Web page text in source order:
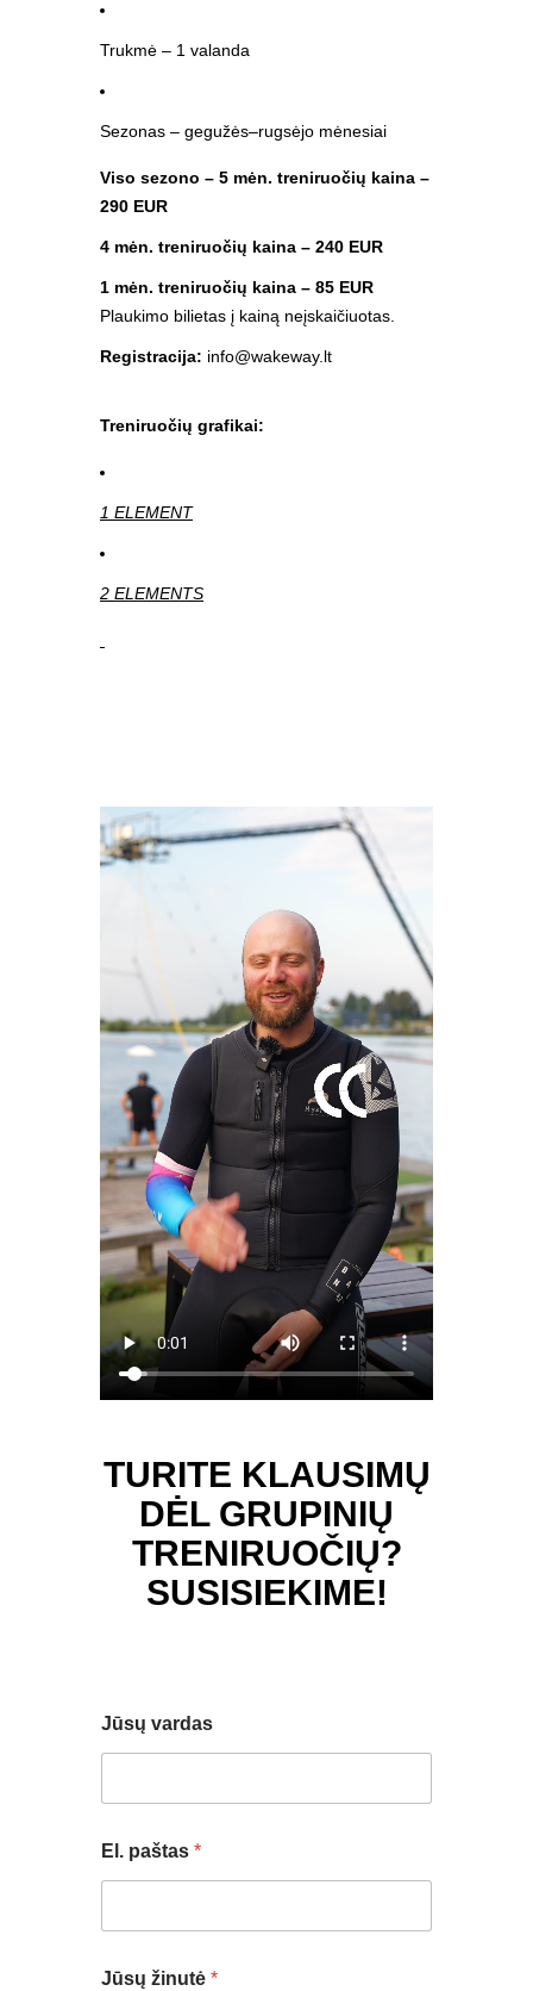
Trukmė – 1 valanda
Sezonas – gegužės–rugsėjo mėnesiai
Viso sezono – 5 mėn. treniruočių kaina –
290 EUR
4 mėn. treniruočių kaina – 240 EUR
1 mėn. treniruočių kaina – 85 EUR
Plaukimo bilietas į kainą neįskaičiuotas.
Registracija: info@wakeway.lt
Treniruočių grafikai:
1 ELEMENT
2 ELEMENTS
TURITE KLAUSIMŲ
DĖL GRUPINIŲ
TRENIRUOČIŲ?
SUSISIEKIME!
Jūsų vardas
El. paštas *
a
Jūsų žinutė *